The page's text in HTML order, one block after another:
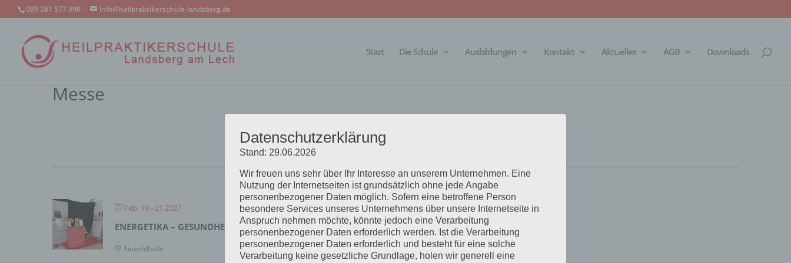
089 381 577 990 info@heilpraktikerschule-landsberg.de
Start Die Schule Ausbildungen Kontakt Aktuelles AGB Downloads
Messe
Feb. 19 - 21 2027
ENERGETIKA – GESUNDHEITSMESSE BOBINGEN
Singoldhalle
Datenschutzerklärung
Stand: 29.06.2026
Wir freuen uns sehr über Ihr Interesse an unserem Unternehmen. Eine
Nutzung der Internetseiten ist grundsätzlich ohne jede Angabe
personenbezogener Daten möglich. Sofern eine betroffene Person
besondere Services unseres Unternehmens über unsere Internetseite in
Anspruch nehmen möchte, könnte jedoch eine Verarbeitung
personenbezogener Daten erforderlich werden. Ist die Verarbeitung
personenbezogener Daten erforderlich und besteht für eine solche
Verarbeitung keine gesetzliche Grundlage, holen wir generell eine